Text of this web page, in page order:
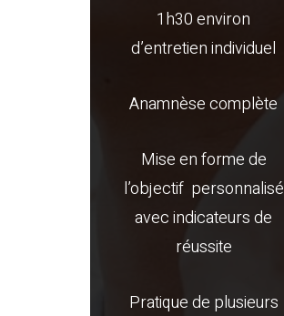
1h30 environ
d’entretien individuel
Anamnèse complète
Mise en forme de
l’objectif personnalisé
avec indicateurs de
réussite
Pratique de plusieurs